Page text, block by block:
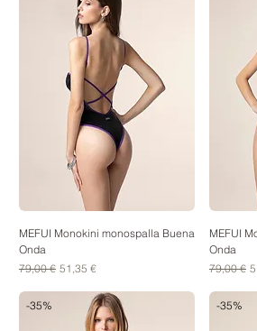
MEFUI Monokini monospalla Buena
Onda
Prezzo regolare
79,00 € Prezzo scontato
51,35 €
MEFUI
Onda
Prezzo
79,00 €
-35% -35%